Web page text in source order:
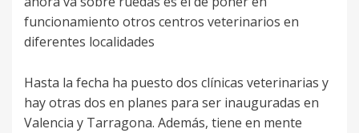
funcionamiento otros centros veterinarios en
diferentes localidades
Hasta la fecha ha puesto dos clínicas veterinarias y
hay otras dos en planes para ser inauguradas en
Valencia y Tarragona. Además, tiene en mente